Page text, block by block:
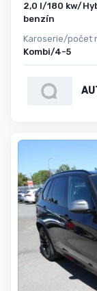
2,0 l/180 kw/
benzín
Karoserie/počet
Kombi/4-5